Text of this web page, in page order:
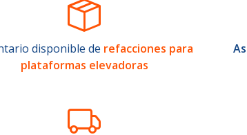
disponible de refacciones para
plataformas elevadoras